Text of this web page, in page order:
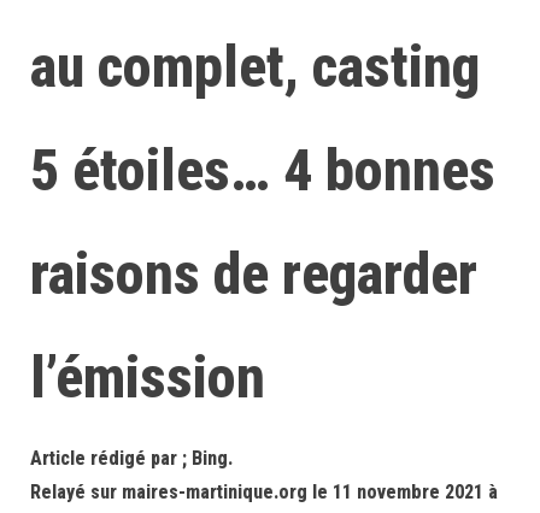
au complet, casting
5 étoiles… 4 bonnes
raisons de regarder
l’émission
Article rédigé par ; Bing.
Relayé sur maires-martinique.org le 11 novembre 2021 à